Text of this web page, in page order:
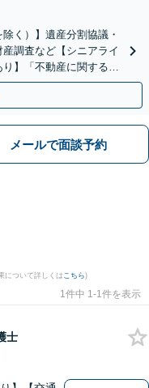
く）】遺産分割協議・
調査など【シニアライ
】「不動産に関する相
要相談）】
メールで面談予約
について詳しくは こちら)
1件中 1-1件を表示
士